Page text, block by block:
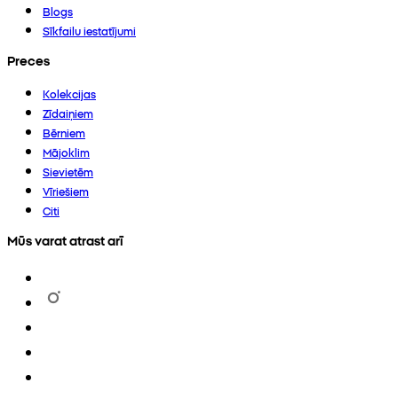
Blogs
Sīkfailu iestatījumi
Preces
Kolekcijas
Zīdaiņiem
Bērniem
Mājoklim
Sievietēm
Vīriešiem
Citi
Mūs varat atrast arī